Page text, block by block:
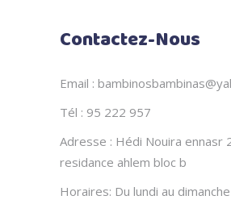
Contactez-Nous
Email :
Tél : 95 222 957
Adresse : Hédi Nouira ennasr
residance ahlem bloc b
Horaires: Du lundi au